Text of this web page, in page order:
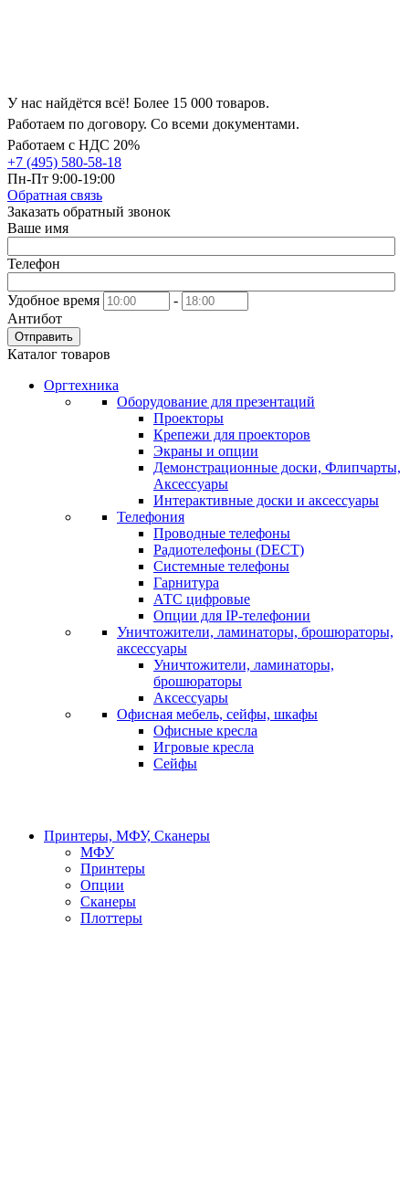
У нас найдётся всё! Более 15 000 товаров.
Работаем по договору. Со всеми документами.
Работаем с НДС 20%
+7 (495) 580-58-18
Пн-Пт 9:00-19:00
Обратная связь
Заказать обратный звонок
Ваше имя
Телефон
Удобное время
-
Антибот
Отправить
Каталог товаров
Оргтехника
Оборудование для презентаций
Проекторы
Крепежи для проекторов
Экраны и опции
Демонстрационные доски, Флипчарты,
Аксессуары
Интерактивные доски и аксессуары
Телефония
Проводные телефоны
Радиотелефоны (DECT)
Системные телефоны
Гарнитура
АТС цифровые
Опции для IP-телефонии
Уничтожители, ламинаторы, брошюраторы,
аксессуары
Уничтожители, ламинаторы,
брошюраторы
Аксессуары
Офисная мебель, сейфы, шкафы
Офисные кресла
Игровые кресла
Сейфы
Принтеры, МФУ, Сканеры
МФУ
Принтеры
Опции
Сканеры
Плоттеры